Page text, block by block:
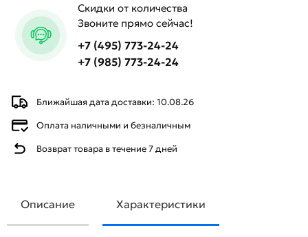
Ближайшая дата доставки: 10.08.26
Оплата наличными и безналичным
Возврат товара в течение 7 дней
Скидки от количества
Звоните прямо сейчас!
+7 (495) 773-24-24
+7 (985) 773-24-24
Описание Характеристики